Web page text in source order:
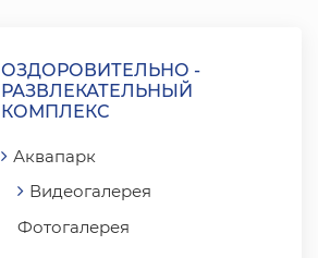
ОЗДОРОВИТЕЛЬНО -
РАЗВЛЕКАТЕЛЬНЫЙ
КОМПЛЕКС
Аквапарк
Видеогалерея
Фотогалерея